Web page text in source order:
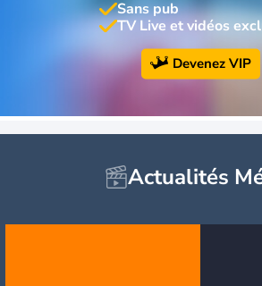
Sans pub
TV Live et vidéos
Devenez VIP
Actualités